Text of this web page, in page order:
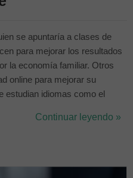
se apuntaría a clases de
para mejorar los resultados
la economía familiar. Otros
online para mejorar su
estudian idiomas como el
para dedicar su carrera
Continuar leyendo »